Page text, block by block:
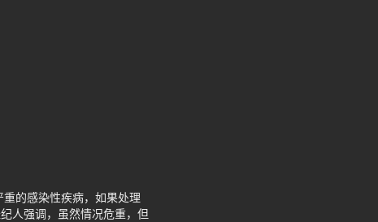
的感染性疾病，如果处理
人强调，虽然情况危重，但